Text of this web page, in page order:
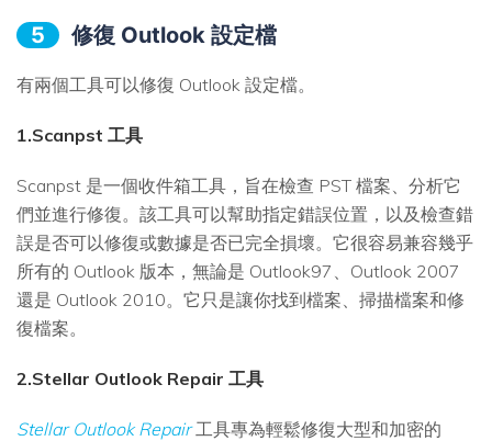
5 修復 Outlook 設定檔
有兩個工具可以修復 Outlook 設定檔。
1.Scanpst 工具
Scanpst 是一個收件箱工具，旨在檢查 PST 檔案、分析它
們並進行修復。該工具可以幫助指定錯誤位置，以及檢查錯
誤是否可以修復或數據是否已完全損壞。它很容易兼容幾乎
所有的 Outlook 版本，無論是 Outlook97、Outlook 2007
還是 Outlook 2010。它只是讓你找到檔案、掃描檔案和修
復檔案。
2.Stellar Outlook Repair 工具
Stellar Outlook Repair工具專為輕鬆修復大型和加密的